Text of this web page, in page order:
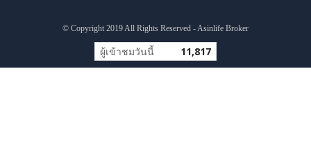
© Copyright 2019 All Rights Reserved - Asinlife Broker
ผู้เข้าชมวันนี้ 11,817